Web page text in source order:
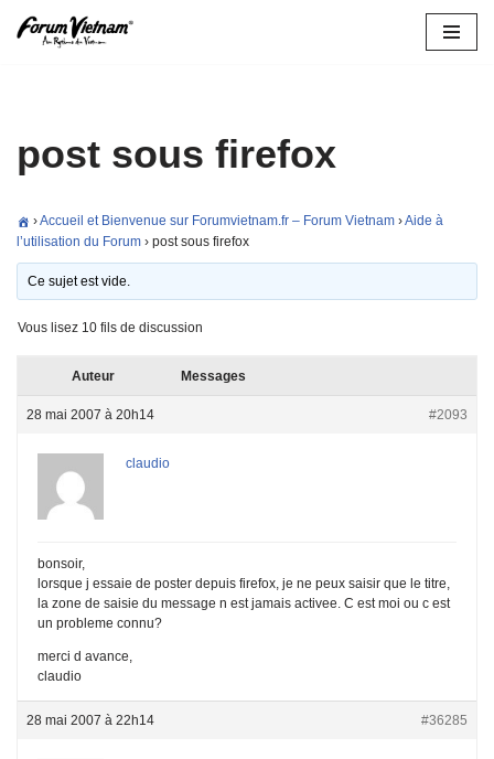
post sous firefox
›Accueil et Bienvenue sur Forumvietnam.fr – Forum Vietnam ›Aide à
l’utilisation du Forum › post sous firefox
Ce sujet est vide.
Vous lisez 10 fils de discussion
Auteur Messages
28 mai 2007 à 20h14 #2093
claudio
bonsoir,
lorsque j essaie de poster depuis firefox, je ne peux saisir que le titre,
la zone de saisie du message n est jamais activee. C est moi ou c est
un probleme connu?
merci d avance,
claudio
28 mai 2007 à 22h14 #36285